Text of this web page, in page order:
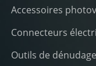
Accessoires
Connecteurs
Outils de